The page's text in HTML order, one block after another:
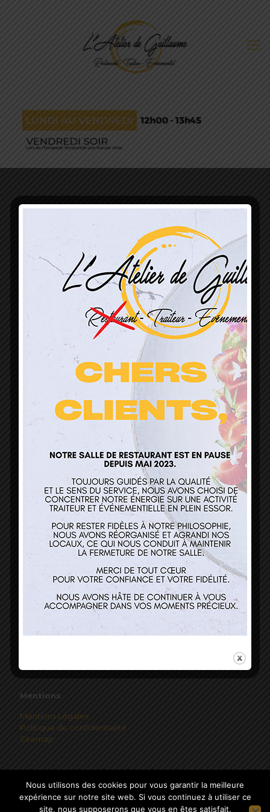
L’Atelier de Guillaume
1 Lieu Dit Sur Les Prés
68160 Sainte Marie Aux Mines
contact@atelierdeguillaume.fr
03 89 22 37 08
Traiteur et événementiel
Contact
Mardi au Vendredi 12h00-13h45
Mentions
Mentions Légales
Politique de confidentialité
Sitemap
Nous utilisons des cookies pour vous garantir la meilleure
expérience sur notre site web. Si vous continuez à utiliser ce
site, nous supposerons que vous en êtes satisfait.